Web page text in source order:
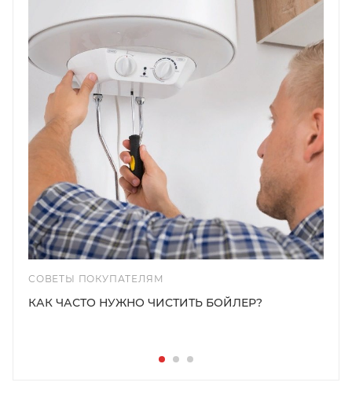
СОВЕТЫ ПОКУПАТЕЛЯМ
КАК ЧАСТО НУЖНО ЧИСТИТЬ БОЙЛЕР?